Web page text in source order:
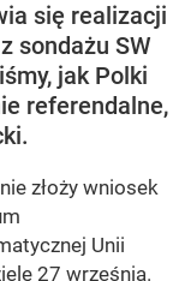
się realizacji
sondażu SW
jak Polki
referendalne,
złoży wniosek
Unii
27 września.